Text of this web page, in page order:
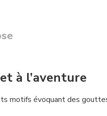
à l’aventure
motifs évoquant des